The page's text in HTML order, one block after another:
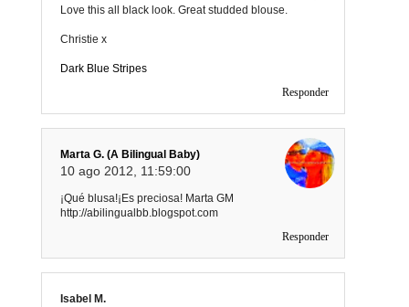
Love this all black look. Great studded blouse.
Christie x
Dark Blue Stripes
Responder
Marta G. (A Bilingual Baby)
10 ago 2012, 11:59:00
¡Qué blusa!¡Es preciosa! Marta GM
http://abilingualbb.blogspot.com
Responder
Isabel M.